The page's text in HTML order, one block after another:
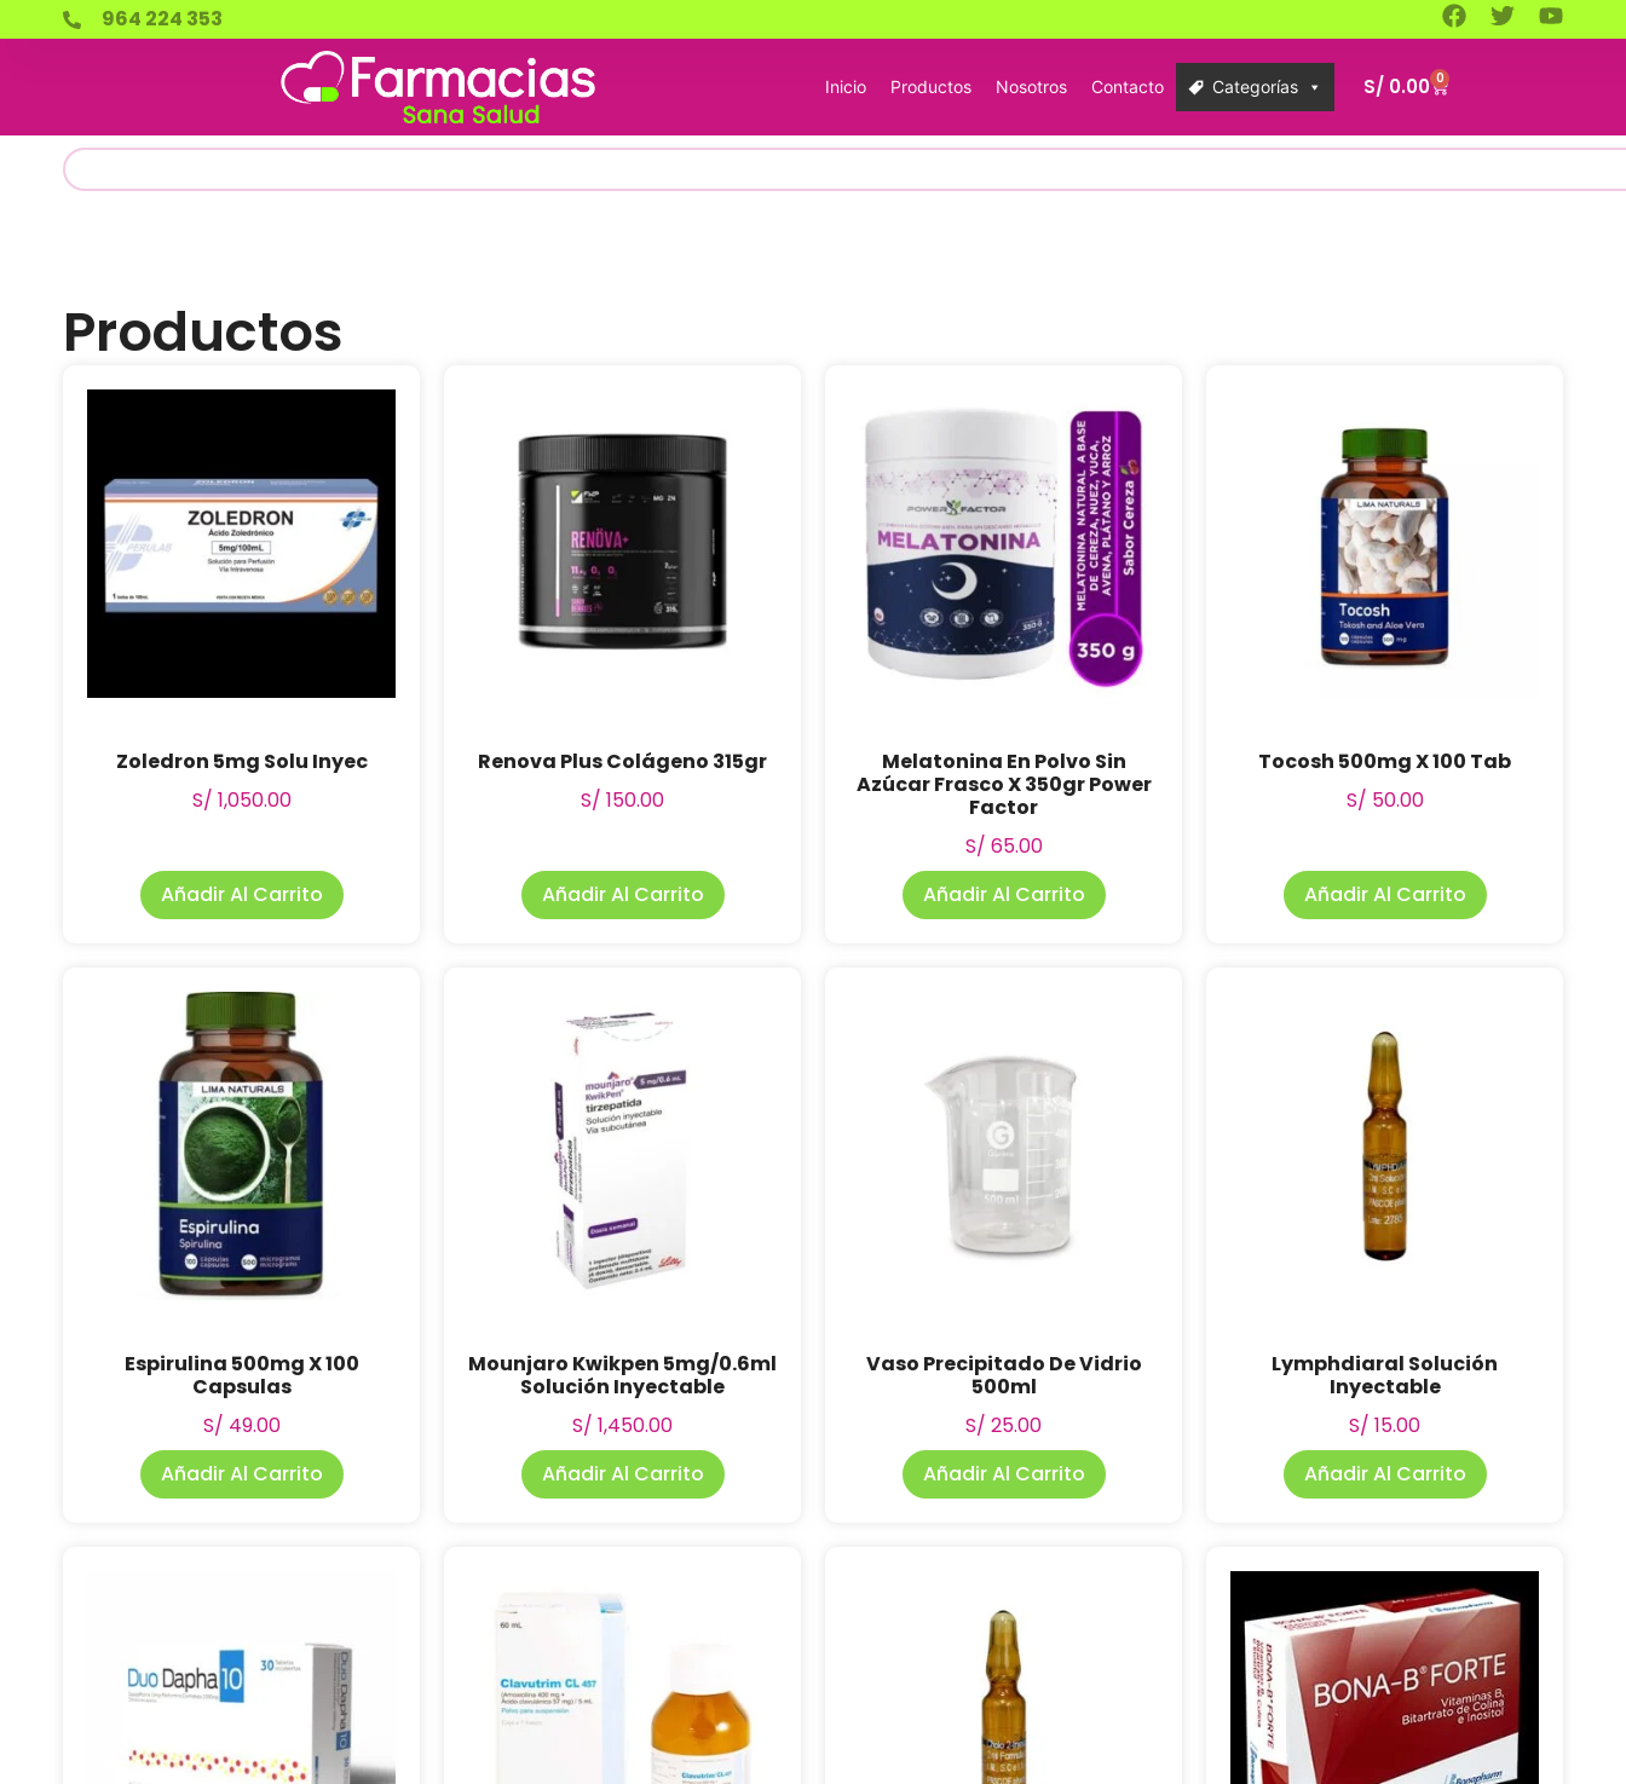
964 224 353
Inicio Productos Nosotros Contacto Categorías S/ 0.00 0
Productos
Zoledron 5mg Solu Inyec
S/ 1,050.00
Añadir Al Carrito
Renova Plus Colágeno 315gr
S/ 150.00
Añadir Al Carrito
Melatonina En Polvo Sin
Azúcar Frasco X 350gr Power
Factor
S/ 65.00
Añadir Al Carrito
Tocosh 500mg X 100 Tab
S/ 50.00
Añadir Al Carrito
Espirulina 500mg X 100
Capsulas
S/ 49.00
Añadir Al Carrito
Mounjaro Kwikpen 5mg/0.6ml
Solución Inyectable
S/ 1,450.00
Añadir Al Carrito
Vaso Precipitado De Vidrio
500ml
S/ 25.00
Añadir Al Carrito
Lymphdiaral Solución
Inyectable
S/ 15.00
Añadir Al Carrito